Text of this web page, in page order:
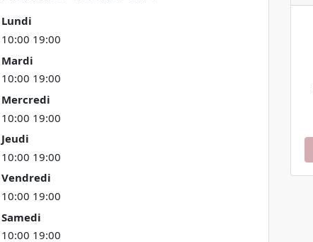
Lundi
10:00 19:00
Mardi
10:00 19:00
Mercredi
10:00 19:00
Jeudi
10:00 19:00
Vendredi
10:00 19:00
Samedi
10:00 19:00